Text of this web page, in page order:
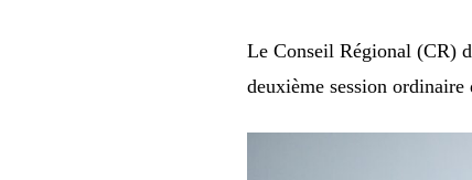
Le Conseil Régional (CR)
deuxième session ordinaire